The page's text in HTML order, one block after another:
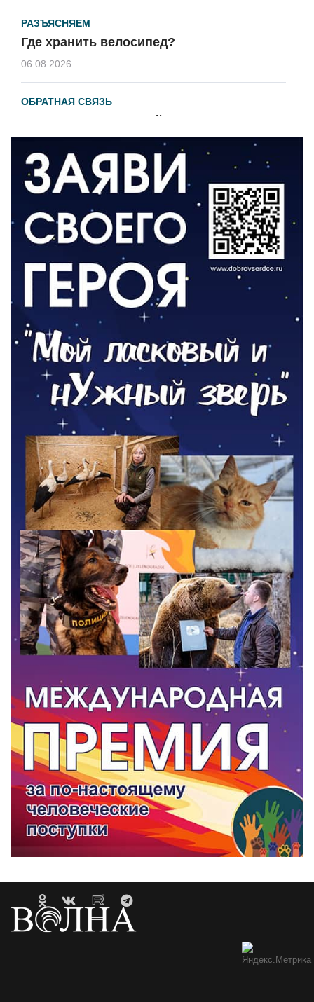
РАЗЪЯСНЯЕМ
Где хранить велосипед?
06.08.2026
ОБРАТНАЯ СВЯЗЬ
Администрация онлайн
ВЛАСТЬ
День памяти и «Симфония народов»
06.08.2026
Новый настил на экотропе
05.08.2026